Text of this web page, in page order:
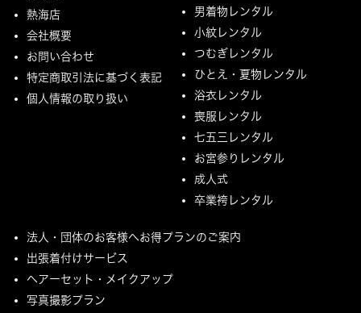
熱海店
会社概要
お問い合わせ
特定商取引法に基づく表記
個人情報の取り扱い
男着物レンタル
小紋レンタル
つむぎレンタル
ひとえ・夏物レンタル
浴衣レンタル
喪服レンタル
七五三レンタル
お宮参りレンタル
成人式
卒業袴レンタル
法人・団体のお客様へお得プランのご案内
出張着付けサービス
ヘアーセット・メイクアップ
写真撮影プラン